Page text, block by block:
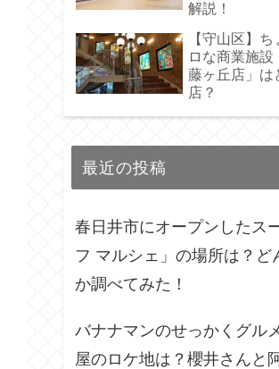
解説！
【守山区】ち
ロな商業施
藤ヶ丘店」は
店？
最近の投稿
春日井市にオープンしたス
フ マルシェ」の場所は？ど
か調べてみた！
バナナマンのせっかくグル
屋のロケ地は？櫻井さんと